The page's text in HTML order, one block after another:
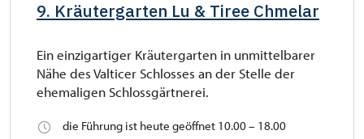
9. Kräutergarten Lu & Tiree Chmelar
Ein einzigartiger Kräutergarten in unmittelbarer
Nähe des Valticer Schlosses an der Stelle der
ehemaligen Schlossgärtnerei.
die Führung ist heute geöffnet 10.00 – 18.00